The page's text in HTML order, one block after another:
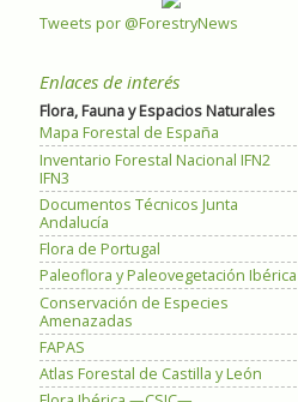
Tweets por @ForestryNews
Enlaces de interés
Flora, Fauna y Espacios Naturales
Mapa Forestal de España
Inventario Forestal Nacional IFN2
IFN3
Documentos Técnicos Junta
Andalucía
Flora de Portugal
Paleoflora y Paleovegetación Ibérica
Conservación de Especies
Amenazadas
FAPAS
Atlas Forestal de Castilla y León